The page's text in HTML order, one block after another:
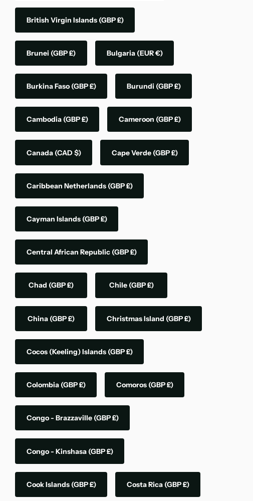
British Virgin Islands (GBP £)
Brunei (GBP £) Bulgaria (EUR €)
Burkina Faso(GBP £) Burundi (GBP £)
Cambodia (GBP £) Cameroon (GBP £)
Canada (CAD $) Cape Verde (GBP £)
Caribbean Netherlands (GBP £)
Cayman Islands (GBP £)
Central African Republic (GBP £)
Chad (GBP £) Chile (GBP £)
China (GBP £) Christmas Island (GBP £)
Cocos (Keeling) Islands (GBP £)
Colombia (GBP £) Comoros (GBP £)
Congo - Brazzaville (GBP £)
Congo - Kinshasa (GBP £)
Cook Islands (GBP £) Costa Rica (GBP £)